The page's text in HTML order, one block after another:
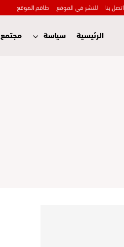
اتصل بنا للنشر في الموقع طاقم الموقع
الرئيسية سياسة مجتمع